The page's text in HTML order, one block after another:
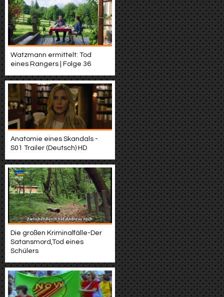
Watzmann ermittelt: Tod
eines Rangers | Folge 36
Anatomie eines Skandals -
S01 Trailer (Deutsch) HD
Die großen Kriminalfälle-Der
Satansmord,Tod eines
Schülers